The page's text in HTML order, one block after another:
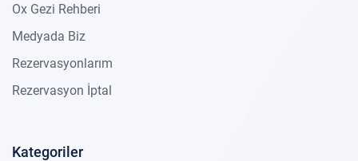
Ox Gezi Rehberi
Medyada Biz
Rezervasyonlarım
Rezervasyon İptal
Kategoriler